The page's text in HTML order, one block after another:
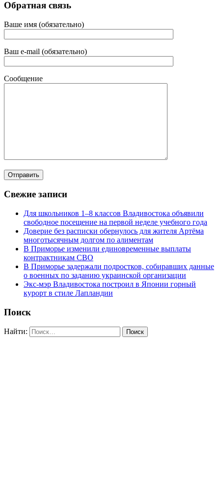
Обратная связь
Ваше имя (обязательно)
Ваш e-mail (обязательно)
Сообщение
Свежие записи
Для школьников 1–8 классов Владивостока объявили
свободное посещение на первой неделе учебного года
Доверие без расписки обернулось для жителя Артёма
многотысячным долгом по алиментам
В Приморье изменили единовременные выплаты
контрактникам СВО
В Приморье задержали подростков, собиравших данные
о военных по заданию украинской организации
Экс-мэр Владивостока построил в Японии горный
курорт в стиле Лапландии
Поиск
Найти: